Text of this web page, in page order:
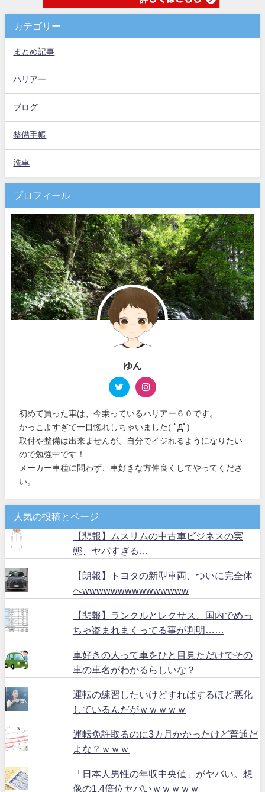
カテゴリー
まとめ記事
ハリアー
ブログ
整備手帳
洗車
プロフィール
ゆん
初めて買った車は、今乗っているハリアー６０です。
かっこよすぎて一目惚れしちゃいました( ﾟДﾟ)
取付や整備は出来ませんが、自分でイジれるようになりたい
ので勉強中です！
メーカー車種に問わず、車好きな方仲良くしてやってくださ
い。
人気の投稿とページ
【悲報】ムスリムの中古車ビジネスの実
態、ヤバすぎる…
【朗報】トヨタの新型車両、ついに完全体
へwwwwwwwwwwwwwww
【悲報】ランクルとレクサス、国内でめっ
ちゃ盗まれまくってる事が判明……
車好きの人って車をひと目見ただけでその
車の車名がわかるらしいな？
運転の練習したいけどすればするほど悪化
しているんだがｗｗｗｗｗ
運転免許取るのに3カ月かかったけど普通だ
よな？ｗｗｗ
「日本人男性の年収中央値」がヤバい。想
像の1.4倍位ヤバいｗｗｗｗｗ